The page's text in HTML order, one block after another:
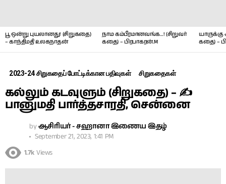
பூ ஒன்று புயலானது! (சிறுகதை)
– காந்திமதி உலகநாதன்
நாம கம்பீரமானவங்க…! (சிறுவர்
கதை) – பிரபாகரன்.M
யாருக்கு
கதை) –
2023-24 சிறுகதைப் போட்டிக்கான பதிவுகள் சிறுகதைகள்
கல்லும் கடவுளும் (சிறுகதை) – ✍
பானுமதி பார்த்தசாரதி, சென்னை
byஆசிரியர் - சஹானா இணைய இதழ்
September 21, 2023, 1:41 PM
1.7k Views